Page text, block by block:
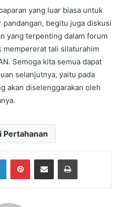
yang luar biasa untuk
begitu juga diskusi
yang terpenting dalam forum
mempererat tali silaturahim
Semoga kita semua dapat
selanjutnya, yaitu pada
akan diselenggarakan oleh
Pertahanan
LinkedInPinterestShare via Email Print